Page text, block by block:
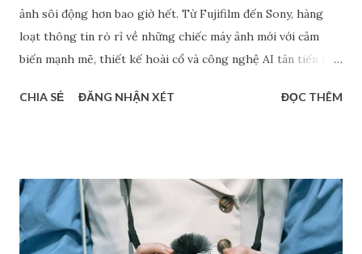
ảnh sôi động hơn bao giờ hết. Từ Fujifilm đến Sony, hàng
loạt thông tin rò rỉ về những chiếc máy ảnh mới với cảm
biến mạnh mẽ, thiết kế hoài cổ và công nghệ AI tân tiến liên
dự đoán về Fujifilm Half-frame, Sony A7 V hay dòng RX1 hồi
và lên kế hoạch nâng cấp thiết bị hợp lý. Máy ảnh ra mắt
2025: Canon EOS R7 Mark II Sau một chuỗi ra mắt hàng loạt
các sản phẩm đình đám như từ EOS R1 và EOS R5 Mark II
CHIA SẺ ĐĂNG NHẬN XÉT ĐỌC THÊM